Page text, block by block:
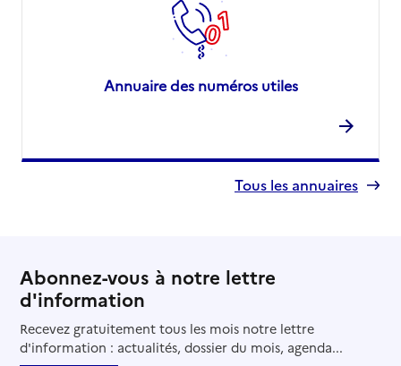
Annuaire des numéros utiles
Tous les annuaires
Abonnez-vous à notre lettre
d'information
Recevez gratuitement tous les mois notre lettre
d'information : actualités, dossier du mois, agenda...